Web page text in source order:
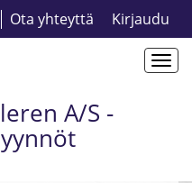
Ota yhteyttä Kirjaudu
A/S -